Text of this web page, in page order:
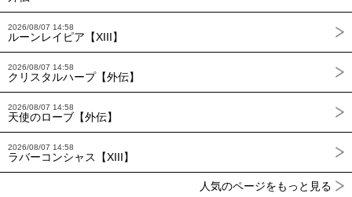
2026/08/07 14:58
ルーンレイピア【XIII】
2026/08/07 14:58
クリスタルハープ【外伝】
2026/08/07 14:58
天使のローブ【外伝】
2026/08/07 14:58
ラバーコンシャス【XIII】
人気のページをもっと見る